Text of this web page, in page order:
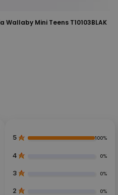
Wallaby Mini Teens T10103BLAK
5 100%
4 0%
3 0%
2 0%